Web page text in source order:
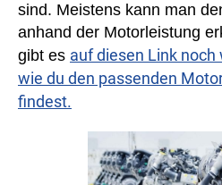
sind. Meistens kann man
anhand der Motorleistung
gibt es auf diesen Link
wie du den passenden
findest.